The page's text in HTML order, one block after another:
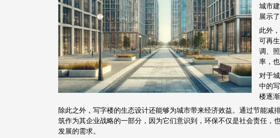
城市
展示
此外
可再
调、
率，
对于
中的
楼逐
除此之外，写字楼的生态设计还能够为城市带来经济效益。通过节能
筑作为其企业战略的一部分，因为它们意识到，环保不仅是社会责任
发展的需求。